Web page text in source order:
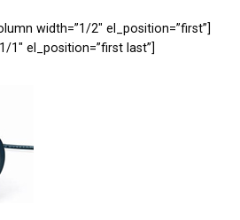
width=”1/2″ el_position=”first”]
1″ el_position=”first last”]